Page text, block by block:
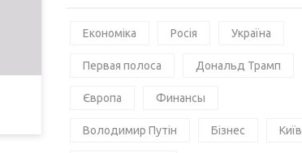
Економіка Росія Україна
Первая полоса Дональд Трамп
Європа Финансы
Володимир Путін Бізнес Київ